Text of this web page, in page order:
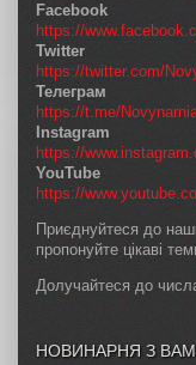
Facebook
https://
Twitter
https://twitter.com/
Телеграм
https://t.me/
Instagram
https://
YouTube
https://
Приєднуйтеся до
пропонуйте цікаві
Долучайтеся до
НОВИНАРНЯ З